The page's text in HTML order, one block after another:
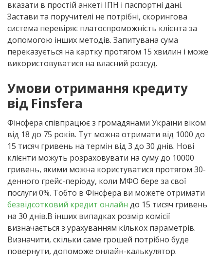
вказати в простій анкеті ІПН і паспортні дані.
Застави та поручителі не потрібні, скорингова
система перевіряє платоспроможність клієнта за
допомогою інших методів. Запитувана сума
переказується на картку протягом 15 хвилин і може
використовуватися на власний розсуд.
Умови отримання кредиту
від Finsfera
Фінсфера співпрацює з громадянами України віком
від 18 до 75 років. Тут можна отримати від 1000 до
15 тисяч гривень на термін від 3 до 30 днів. Нові
клієнти можуть розраховувати на суму до 10000
гривень, якими можна користуватися протягом 30-
денного грейс-періоду, коли МФО бере за свої
послуги 0%. Тобто в Фінсфера ви можете отримати
безвідсотковий кредит онлайн до 15 тисяч гривень
на 30 днів.В інших випадках розмір комісії
визначається з урахуванням кількох параметрів.
Визначити, скільки саме грошей потрібно буде
повернути, допоможе онлайн-калькулятор.